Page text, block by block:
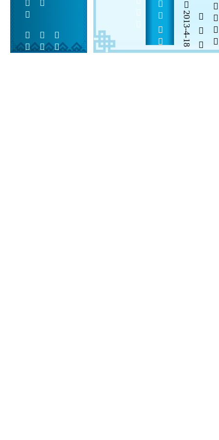
  
2013-4-18  